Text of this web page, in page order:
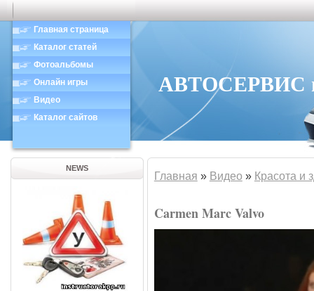
Главная страница
Каталог статей
Фотоальбомы
Онлайн игры
Видео
Каталог сайтов
АВТОСЕРВИС в
NEWS
Главная » Видео » Красота и
Carmen Marc Valvo